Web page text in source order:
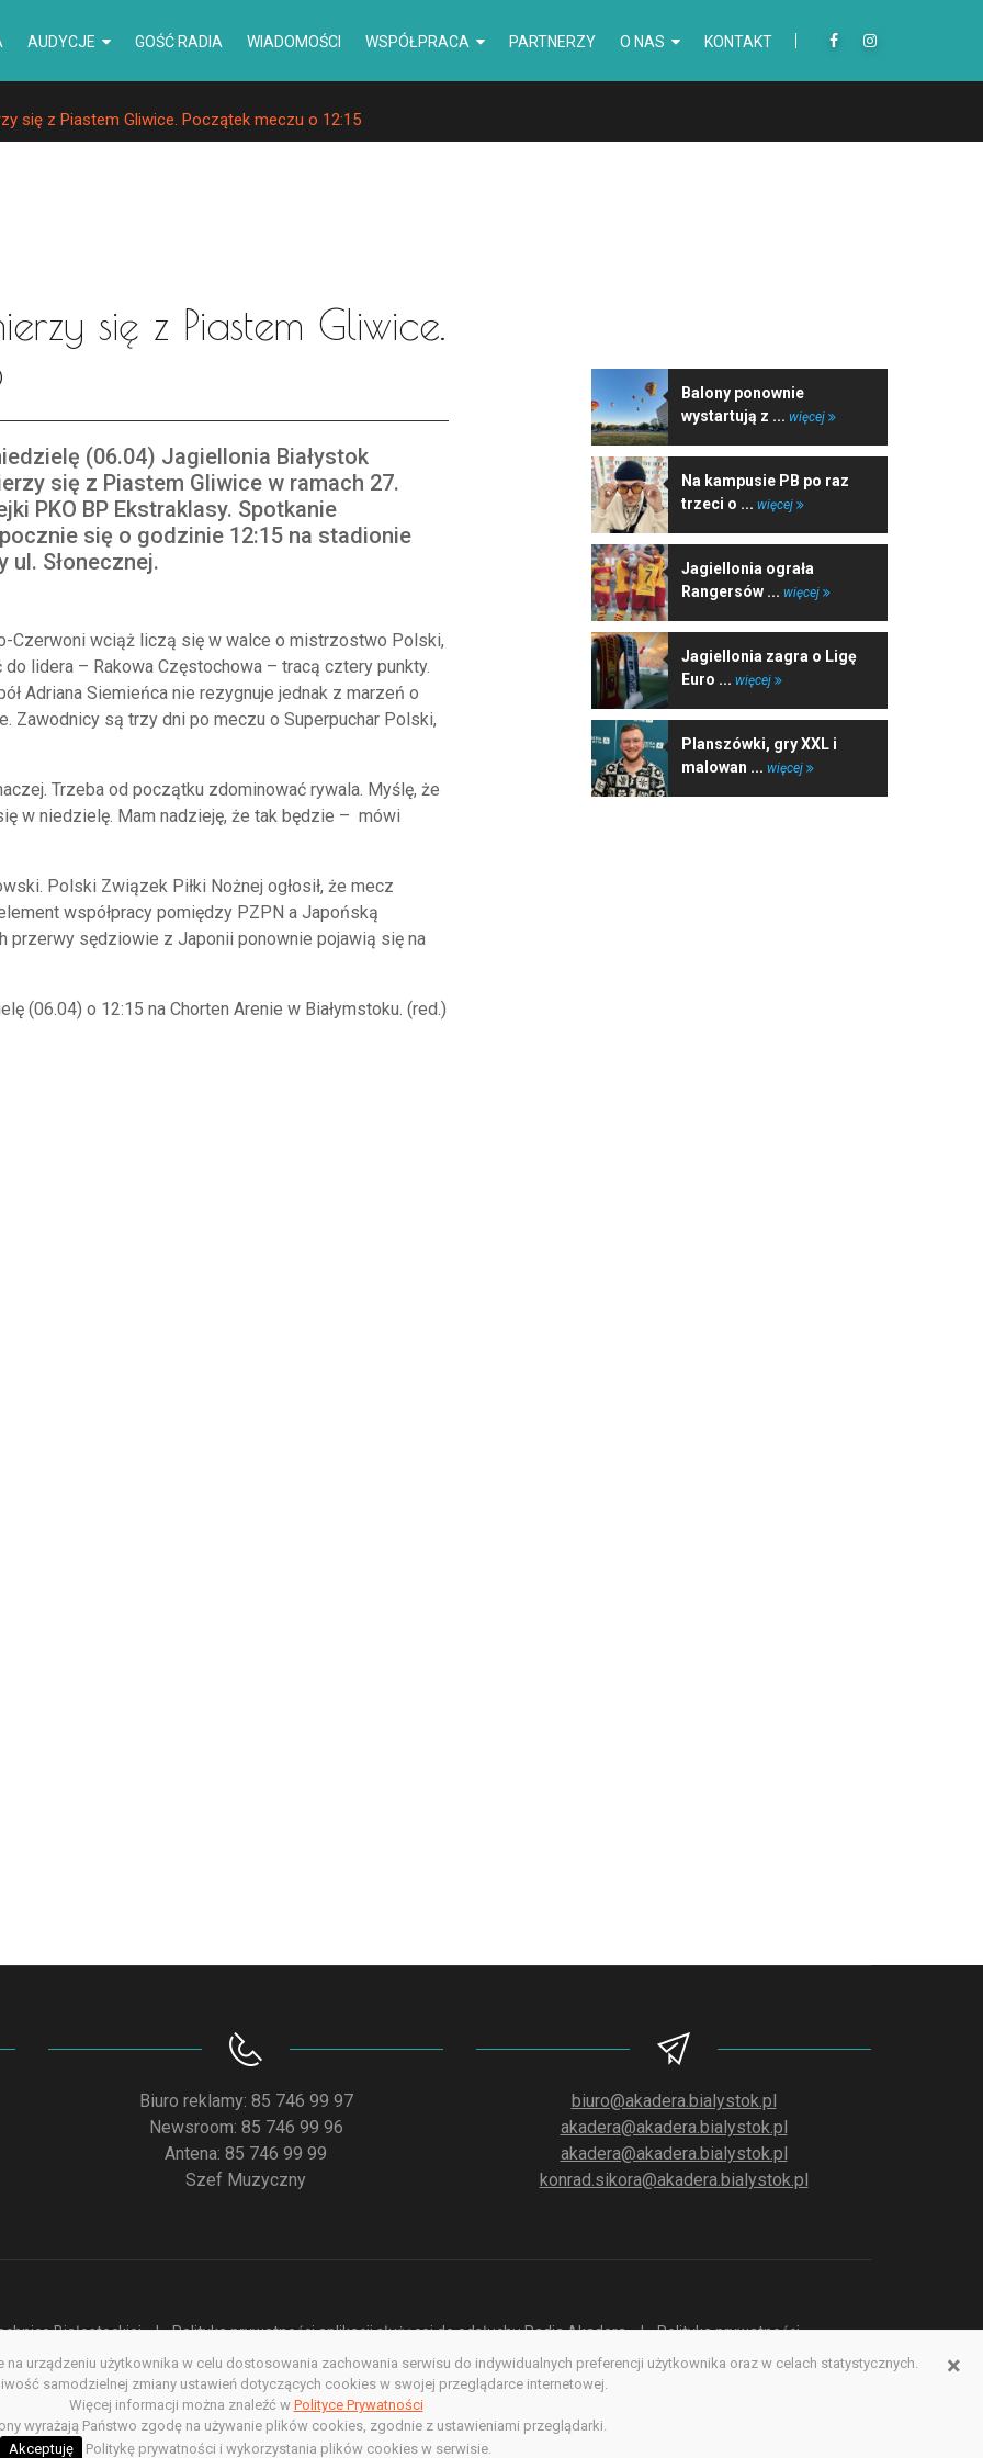
AUDYCJE GOŚĆ RADIA WIADOMOŚCI WSPÓŁPRACA PARTNERZY O NAS KONTAKT
się z Piastem Gliwice. Początek meczu o 12:15
się z Piastem Gliwice.
(06.04) Jagiellonia Białystok
się z Piastem Gliwice w ramach 27.
PKO BP Ekstraklasy. Spotkanie
się o godzinie 12:15 na stadionie
ul. Słonecznej.
Czerwoni wciąż liczą się w walce o mistrzostwo Polski,
do lidera – Rakowa Częstochowa – tracą cztery punkty.
Adriana Siemieńca nie rezygnuje jednak z marzeń o
Zawodnicy są trzy dni po meczu o Superpuchar Polski,
Trzeba od początku zdominować rywala. Myślę, że
w niedzielę. Mam nadzieję, że tak będzie – mówi
Polski Związek Piłki Nożnej ogłosił, że mecz
współpracy pomiędzy PZPN a Japońską
przerwy sędziowie z Japonii ponownie pojawią się na
(06.04) o 12:15 na Chorten Arenie w Białymstoku. (red.)
Balony ponownie
wystartują z ... więcej
Na kampusie PB po raz
trzeci o ... więcej
Jagiellonia ograła
Rangersów ... więcej
Jagiellonia zagra o Ligę
Euro ... więcej
Planszówki, gry XXL i
malowan ... więcej
Biuro reklamy: 85 746 99 97
Newsroom: 85 746 99 96
Antena: 85 746 99 99
Szef Muzyczny
biuro@akadera.bialystok.pl
akadera@akadera.bialystok.pl
akadera@akadera.bialystok.pl
konrad.sikora@akadera.bialystok.pl
Białostockiej Polityka prywatności aplikacji służącej do odsłuchu Radia Akadera
Polityka prywatności
dostępności
Redakcja serwisu www Poprzednia wersja serwisu www
Copyright @ 2022. All rights Reserved
×
urządzeniu użytkownika w celu dostosowania zachowania serwisu do indywidualnych preferencji użytkownika oraz w celach statystycznych.
samodzielnej zmiany ustawień dotyczących cookies w swojej przeglądarce internetowej.
Więcej informacji można znaleźć w Polityce Prywatności
wyrażają Państwo zgodę na używanie plików cookies, zgodnie z ustawieniami przeglądarki.
Akceptuję
Politykę prywatności i wykorzystania plików cookies w serwisie.